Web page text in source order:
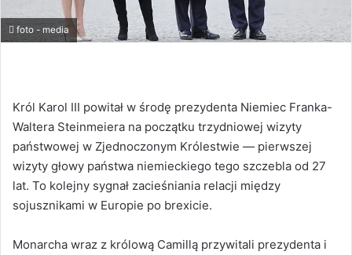
foto - media
Król Karol III powitał w środę prezydenta Niemiec Franka-
Waltera Steinmeiera na początku trzydniowej wizyty
państwowej w Zjednoczonym Królestwie — pierwszej
wizyty głowy państwa niemieckiego tego szczebla od 27
lat. To kolejny sygnał zacieśniania relacji między
sojusznikami w Europie po brexicie.
Monarcha wraz z królową Camillą przywitali prezydenta i